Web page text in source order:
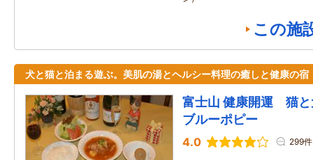
この施
犬と猫と泊まる遊ぶ。美肌の湯とヘルシー料理の癒しと健康の宿
富士山 健康開運 猫と
ブルーポピー
4.0 299件